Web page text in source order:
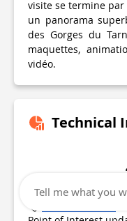
visite se termine
un panorama
des Gorges du
maquettes,
vidéo.
Technical
Tell me what you